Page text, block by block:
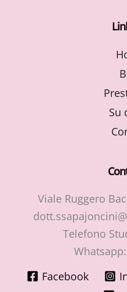
Su
Viale Ruggero
Telefono
Whatsapp:
Facebook